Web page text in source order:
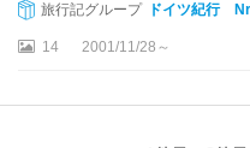
ー
ダ
旅行記グループ
ドイツ紀行
14 2001/11/28～